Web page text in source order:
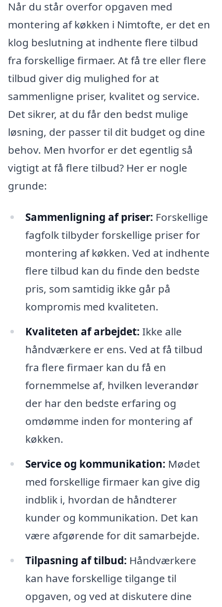
Når du står overfor opgaven med
montering af køkken i Nimtofte, er det en
klog beslutning at indhente flere tilbud
fra forskellige firmaer. At få tre eller flere
tilbud giver dig mulighed for at
sammenligne priser, kvalitet og service.
Det sikrer, at du får den bedst mulige
løsning, der passer til dit budget og dine
behov. Men hvorfor er det egentlig så
vigtigt at få flere tilbud? Her er nogle
grunde:
Sammenligning af priser: Forskellige
fagfolk tilbyder forskellige priser for
montering af køkken. Ved at indhente
flere tilbud kan du finde den bedste
pris, som samtidig ikke går på
kompromis med kvaliteten.
Kvaliteten af arbejdet: Ikke alle
håndværkere er ens. Ved at få tilbud
fra flere firmaer kan du få en
fornemmelse af, hvilken leverandør
der har den bedste erfaring og
omdømme inden for montering af
køkken.
Service og kommunikation: Mødet
med forskellige firmaer kan give dig
indblik i, hvordan de håndterer
kunder og kommunikation. Det kan
være afgørende for dit samarbejde.
Tilpasning af tilbud: Håndværkere
kan have forskellige tilgange til
opgaven, og ved at diskutere dine